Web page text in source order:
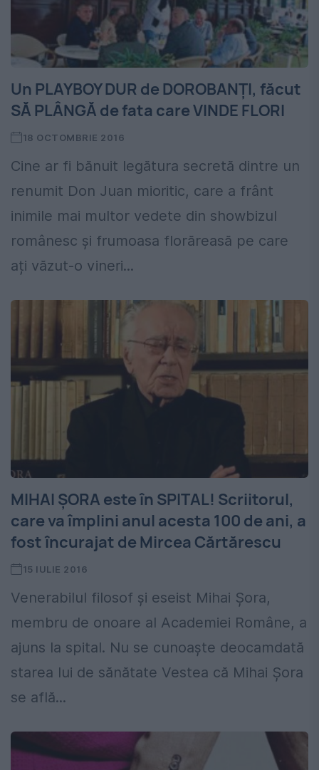
Un PLAYBOY DUR de DOROBANȚI, făcut
SĂ PLÂNGĂ de fata care VINDE FLORI
18 OCTOMBRIE 2016
Cine ar fi bănuit legătura secretă dintre un
renumit Don Juan mioritic, care a frânt
inimile mai multor vedete din showbizul
românesc și frumoasa florăreasă pe care
ați văzut-o vineri...
MIHAI ȘORA este în SPITAL! Scriitorul,
care va împlini anul acesta 100 de ani, a
fost încurajat de Mircea Cărtărescu
15 IULIE 2016
Venerabilul filosof și eseist Mihai Șora,
membru de onoare al Academiei Române, a
ajuns la spital. Nu se cunoaște deocamdată
starea lui de sănătate Vestea că Mihai Șora
se află...